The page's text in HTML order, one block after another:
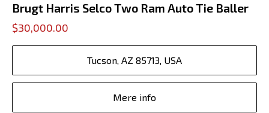
Brugt Harris Selco Two Ram Auto Tie Baller
$30,000.00
Tucson, AZ 85713, USA
Mere info